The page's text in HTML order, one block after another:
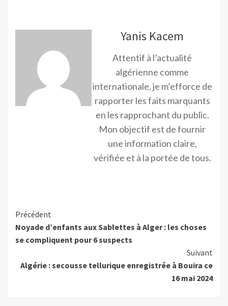
Yanis Kacem
Attentif à l’actualité
algérienne comme
internationale, je m’efforce de
rapporter les faits marquants
en les rapprochant du public.
Mon objectif est de fournir
une information claire,
vérifiée et à la portée de tous.
Précédent
Noyade d’enfants aux Sablettes à Alger : les choses
se compliquent pour 6 suspects
Suivant
Algérie : secousse tellurique enregistrée à Bouira ce
16 mai 2024